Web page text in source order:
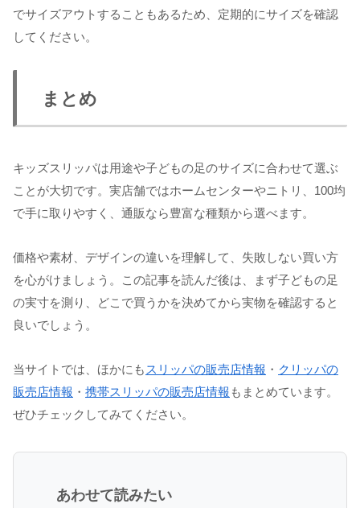
でサイズアウトすることもあるため、定期的にサイズを確認
してください。
まとめ
キッズスリッパは用途や子どもの足のサイズに合わせて選ぶ
ことが大切です。実店舗ではホームセンターやニトリ、100均
で手に取りやすく、通販なら豊富な種類から選べます。
価格や素材、デザインの違いを理解して、失敗しない買い方
を心がけましょう。この記事を読んだ後は、まず子どもの足
の実寸を測り、どこで買うかを決めてから実物を確認すると
良いでしょう。
当サイトでは、ほかにも スリッパの販売店情報 ・ クリッパの
販売店情報 ・ 携帯スリッパの販売店情報 もまとめています。
ぜひチェックしてみてください。
あわせて読みたい